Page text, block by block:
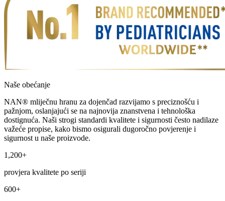
Naše obećanje
NAN® mliječnu hranu za dojenčad razvijamo s preciznošću i
pažnjom, oslanjajući se na najnovija znanstvena i tehnološka
dostignuća. Naši strogi standardi kvalitete i sigurnosti često nadilaze
važeće propise, kako bismo osigurali dugoročno povjerenje i
sigurnost u naše proizvode.
1,200+
provjera kvalitete po seriji
600+